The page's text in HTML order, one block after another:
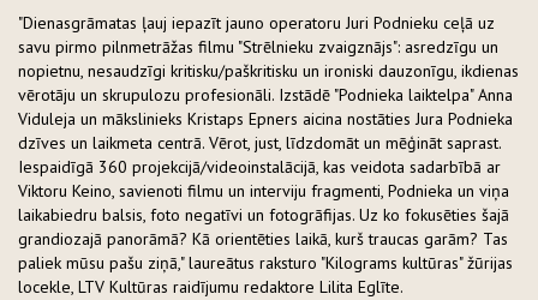
"Dienasgrāmatas ļauj iepazīt jauno operatoru Juri Podnieku ceļā uz
savu pirmo pilnmetrāžas filmu "Strēlnieku zvaigznājs": asredzīgu un
nopietnu, nesaudzīgi kritisku/paškritisku un ironiski dauzonīgu, ikdienas
vērotāju un skrupulozu profesionāli. Izstādē "Podnieka laiktelpa" Anna
Viduleja un mākslinieks Kristaps Epners aicina nostāties Jura Podnieka
dzīves un laikmeta centrā. Vērot, just, līdzdomāt un mēģināt saprast.
Iespaidīgā 360 projekcijā/videoinstalācijā, kas veidota sadarbībā ar
Viktoru Keino, savienoti filmu un interviju fragmenti, Podnieka un viņa
laikabiedru balsis, foto negatīvi un fotogrāfijas. Uz ko fokusēties šajā
grandiozajā panorāmā? Kā orientēties laikā, kurš traucas garām? Tas
paliek mūsu pašu ziņā," laureātus raksturo "Kilograms kultūras" žūrijas
locekle, LTV Kultūras raidījumu redaktore Lilita Eglīte.